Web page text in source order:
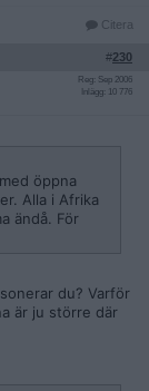
Citera
#230
Reg: Sep 2006
Inlägg: 10 776
öppna
Alla i Afrika
ändå. För
du? Varför
är ju större där